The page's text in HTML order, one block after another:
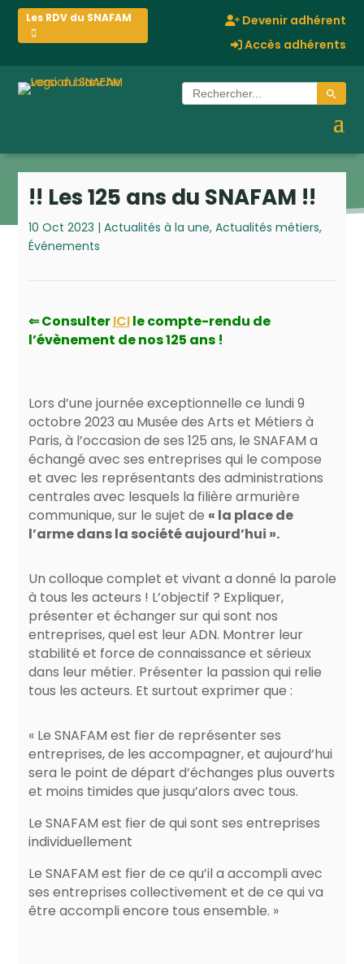
Les RDV du SNAFAM
Devenir adhérent
Accès adhérents
Search
for:
Search Button
!! Les 125 ans du SNAFAM !!
10 Oct 2023 | Actualités à la une, Actualités métiers,
Événements
⇐ConsulterICIle compte-rendu de
l’évènement de nos 125 ans !
Lors d’une journée exceptionnelle ce lundi 9
octobre 2023 au Musée des Arts et Métiers à
Paris, à l’occasion de ses 125 ans, le SNAFAM a
échangé avec ses entreprises qui le compose
et avec les représentants des administrations
centrales avec lesquels la filière armurière
communique, sur le sujet de « la place de
l’arme dans la société aujourd’hui ».
Un colloque complet et vivant a donné la parole
à tous les acteurs ! L’objectif ? Expliquer,
présenter et échanger sur qui sont nos
entreprises, quel est leur ADN. Montrer leur
stabilité et force de connaissance et sérieux
dans leur métier. Présenter la passion qui relie
tous les acteurs. Et surtout exprimer que :
« Le SNAFAM est fier de représenter ses
entreprises, de les accompagner, et aujourd’hui
sera le point de départ d’échanges plus ouverts
et moins timides que jusqu’alors avec tous.
Le SNAFAM est fier de qui sont ses entreprises
individuellement
Le SNAFAM est fier de ce qu’il a accompli avec
ses entreprises collectivement et de ce qui va
être accompli encore tous ensemble. »